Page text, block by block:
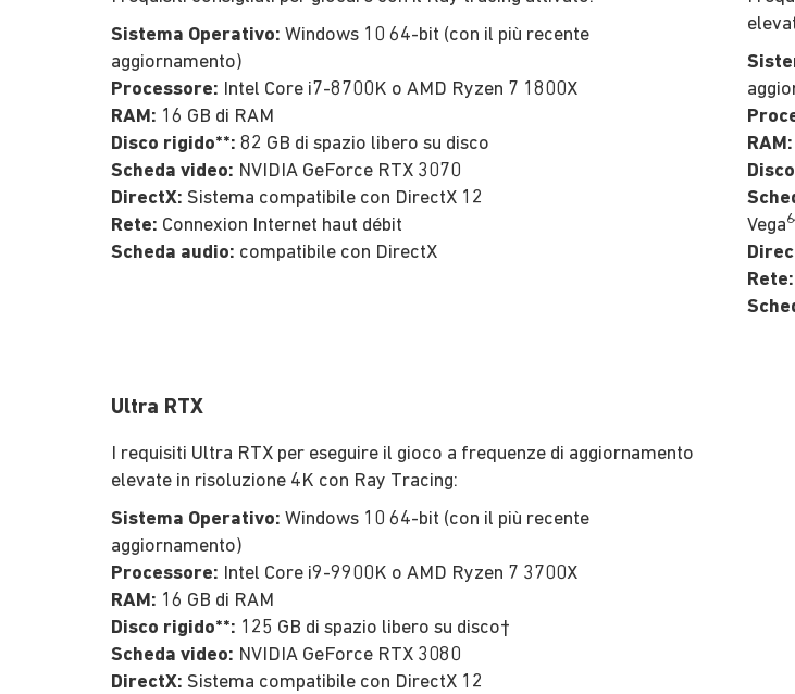
Sistema Operativo: Windows 10 64-bit (con il più recente
aggiornamento)
Processore: Intel Core i7-8700K o AMD Ryzen 7 1800X
RAM: 16 GB di RAM
Disco rigido**: 82 GB di spazio libero su disco
Scheda video: NVIDIA GeForce RTX 3070
DirectX: Sistema compatibile con DirectX 12
Rete: Connexion Internet haut débit
Scheda audio: compatibile con DirectX
RAM:
Vega
Rete:
Ultra RTX
I requisiti Ultra RTX per eseguire il gioco a frequenze di aggiornamento
elevate in risoluzione 4K con Ray Tracing:
Sistema Operativo: Windows 10 64-bit (con il più recente
aggiornamento)
Processore: Intel Core i9-9900K o AMD Ryzen 7 3700X
RAM: 16 GB di RAM
Disco rigido**: 125 GB di spazio libero su disco†
Scheda video: NVIDIA GeForce RTX 3080
DirectX: Sistema compatibile con DirectX 12